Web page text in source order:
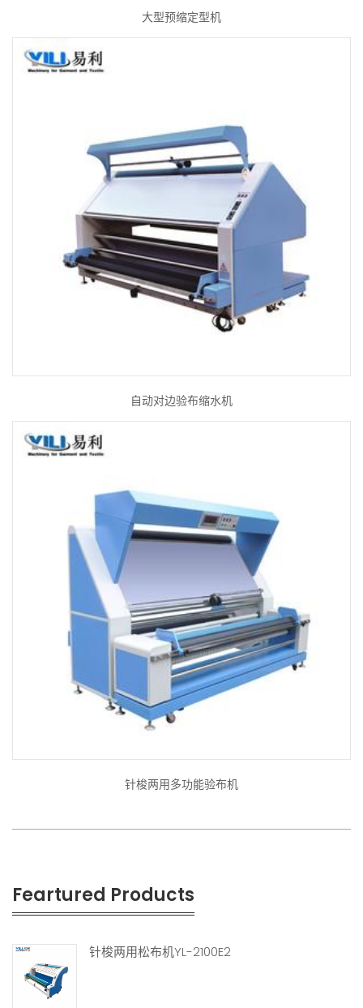
大型预缩定型机
自动对边验布缩水机
针梭两用多功能验布机
Feartured Products
针梭两用松布机YL-2100E2